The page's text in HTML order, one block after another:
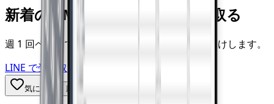
新着の PM 求人を LINE で受け取る
週 1 回ペースで、新着の PM 求人を LINE でお届けします。
LINE で受け取る
気になる 応募先へ進む